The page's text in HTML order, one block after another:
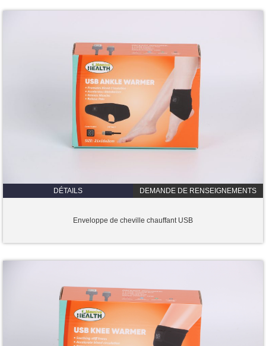
DÉTAILS DEMANDE DE RENSEIGNEMENTS
Enveloppe de cheville chauffant USB